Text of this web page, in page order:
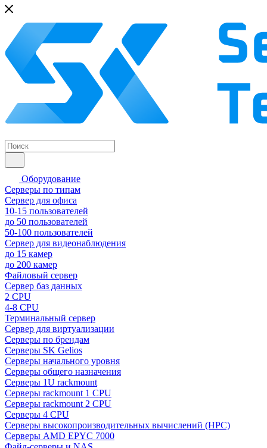
Оборудование
Серверы по типам
Сервер для офиса
10-15 пользователей
до 50 пользователей
50-100 пользователей
Сервер для видеонаблюдения
до 15 камер
до 200 камер
Файловый сервер
Сервер баз данных
2 CPU
4-8 CPU
Терминальный сервер
Сервер для виртуализации
Серверы по брендам
Серверы SK Gelios
Серверы начального уровня
Серверы общего назначения
Серверы 1U rackmount
Серверы rackmount 1 CPU
Серверы rackmount 2 CPU
Серверы 4 CPU
Серверы высокопроизводительных вычислений (HPC)
Серверы AMD EPYC 7000